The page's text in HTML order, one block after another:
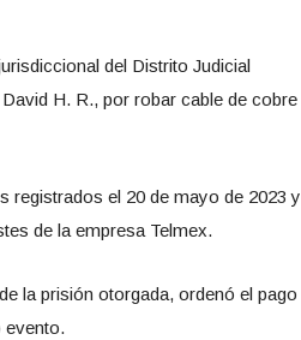
del Distrito Judicial
H. R., por robar cable de cobre
registrados el 20 de mayo de 2023 y
de la empresa Telmex.
la prisión otorgada, ordenó el pago
evento.